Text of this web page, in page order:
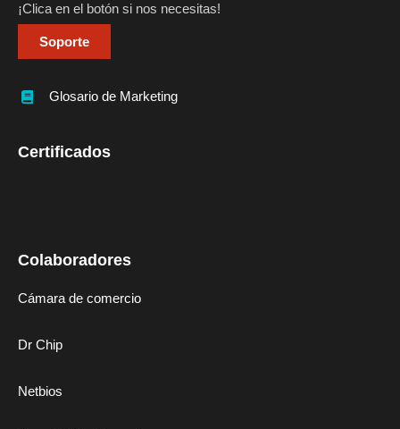
¡Clica en el botón si nos necesitas!
Soporte
Glosario de Marketing
Certificados
Colaboradores
Cámara de comercio
Dr Chip
Netbios